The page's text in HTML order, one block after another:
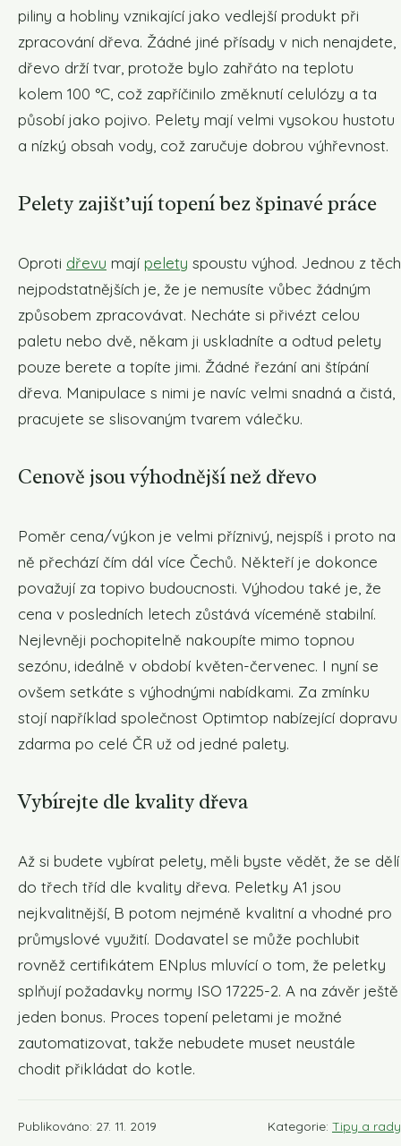
piliny a hobliny vznikající jako vedlejší produkt při
zpracování dřeva. Žádné jiné přísady v nich nenajdete,
dřevo drží tvar, protože bylo zahřáto na teplotu
kolem 100 °C, což zapříčinilo změknutí celulózy a ta
působí jako pojivo. Pelety mají velmi vysokou hustotu
a nízký obsah vody, což zaručuje dobrou výhřevnost.
Pelety zajišťují topení bez špinavé práce
Oproti dřevu mají pelety spoustu výhod. Jednou z těch
nejpodstatnějších je, že je nemusíte vůbec žádným
způsobem zpracovávat. Necháte si přivézt celou
paletu nebo dvě, někam ji uskladníte a odtud pelety
pouze berete a topíte jimi. Žádné řezání ani štípání
dřeva. Manipulace s nimi je navíc velmi snadná a čistá,
pracujete se slisovaným tvarem válečku.
Cenově jsou výhodnější než dřevo
Poměr cena/výkon je velmi příznivý, nejspíš i proto na
ně přechází čím dál více Čechů. Někteří je dokonce
považují za topivo budoucnosti. Výhodou také je, že
cena v posledních letech zůstává víceméně stabilní.
Nejlevněji pochopitelně nakoupíte mimo topnou
sezónu, ideálně v období květen-červenec. I nyní se
ovšem setkáte s výhodnými nabídkami. Za zmínku
stojí například společnost Optimtop nabízející dopravu
zdarma po celé ČR už od jedné palety.
Vybírejte dle kvality dřeva
Až si budete vybírat pelety, měli byste vědět, že se dělí
do třech tříd dle kvality dřeva. Peletky A1 jsou
nejkvalitnější, B potom nejméně kvalitní a vhodné pro
průmyslové využití. Dodavatel se může pochlubit
rovněž certifikátem ENplus mluvící o tom, že peletky
splňují požadavky normy ISO 17225-2. A na závěr ještě
jeden bonus. Proces topení peletami je možné
zautomatizovat, takže nebudete muset neustále
chodit přikládat do kotle.
Publikováno: 27. 11. 2019 Kategorie: Tipy a rady